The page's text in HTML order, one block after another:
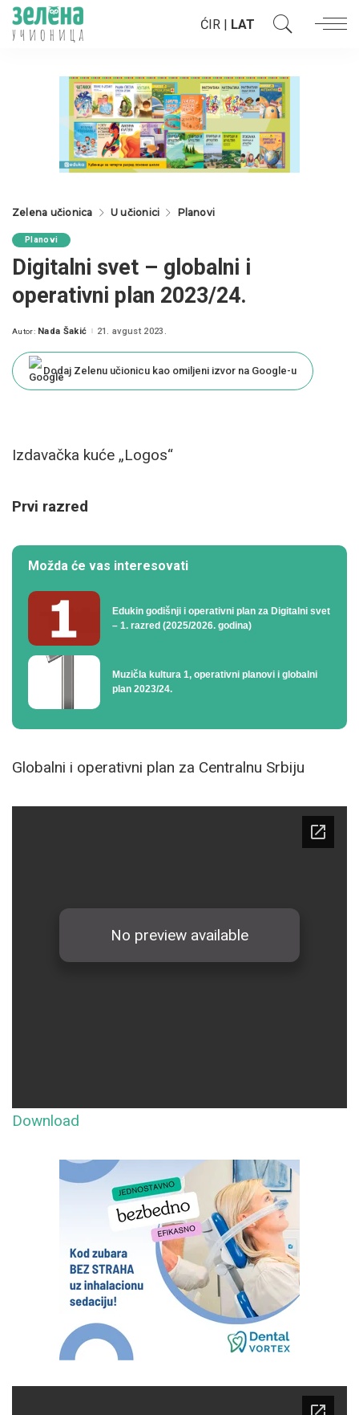
ĆIR | LAT
Zelena učionica U učionici Planovi
Planovi
Digitalni svet – globalni i
operativni plan 2023/24.
Posted
Autor: Nada Šakić 21. avgust 2023.
Dodaj Zelenu učionicu kao omiljeni izvor na Google-u
Izdavačka kuće „Logos“
Prvi razred
Možda će vas interesovati
Edukin godišnji i operativni plan za Digitalni svet
– 1. razred (2025/2026. godina)
Muzičla kultura 1, operativni planovi i globalni
plan 2023/24.
Globalni i operativni plan za Centralnu Srbiju
Download